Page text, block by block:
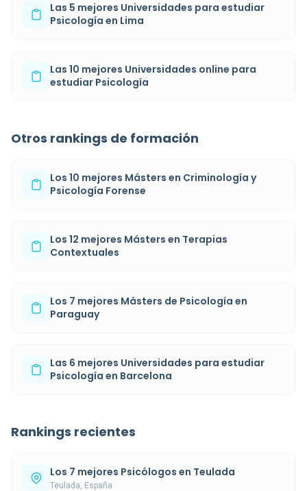
Las 5 mejores Universidades para estudiar
Psicología en Lima
Las 10 mejores Universidades online para
estudiar Psicología
Otros rankings de formación
Los 10 mejores Másters en Criminología y
Psicología Forense
Los 12 mejores Másters en Terapias
Contextuales
Los 7 mejores Másters de Psicología en
Paraguay
Las 6 mejores Universidades para estudiar
Psicología en Barcelona
Rankings recientes
Los 7 mejores Psicólogos en Teulada
Teulada, España